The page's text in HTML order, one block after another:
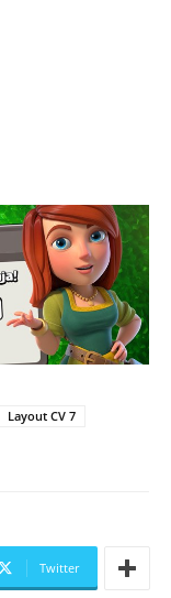
Layout CV 7
Twitter